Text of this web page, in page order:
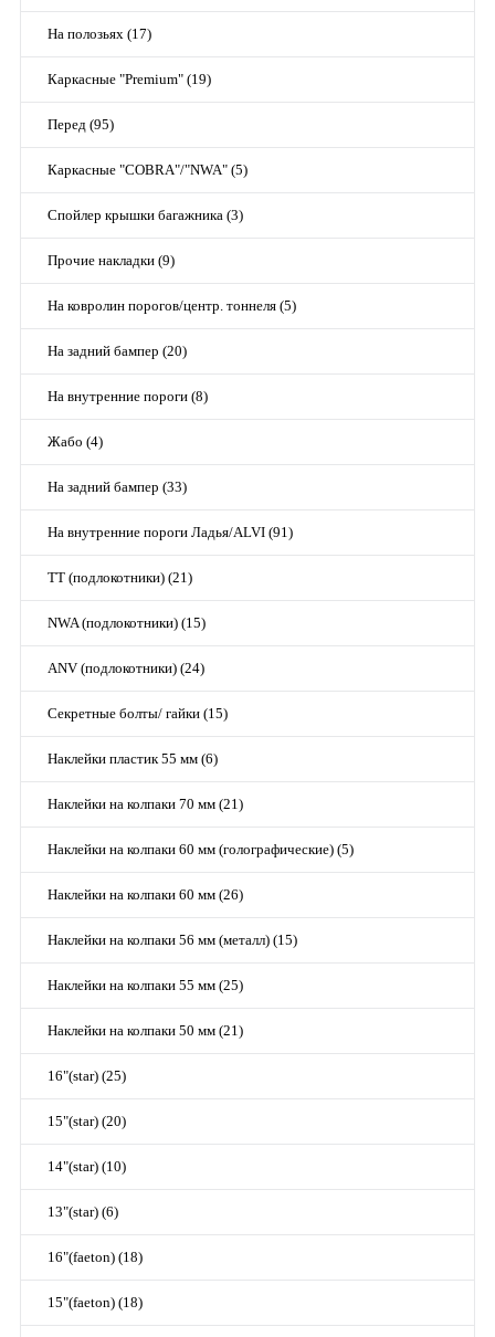
На полозьях (17)
Каркасные "Premium" (19)
Перед (95)
Каркасные "COBRA"/"NWA" (5)
Спойлер крышки багажника (3)
Прочие накладки (9)
На ковролин порогов/центр. тоннеля (5)
На задний бампер (20)
На внутренние пороги (8)
Жабо (4)
На задний бампер (33)
На внутренние пороги Ладья/ALVI (91)
TT (подлокотники) (21)
NWA (подлокотники) (15)
ANV (подлокотники) (24)
Секретные болты/ гайки (15)
Наклейки пластик 55 мм (6)
Наклейки на колпаки 70 мм (21)
Наклейки на колпаки 60 мм (голографические) (5)
Наклейки на колпаки 60 мм (26)
Наклейки на колпаки 56 мм (металл) (15)
Наклейки на колпаки 55 мм (25)
Наклейки на колпаки 50 мм (21)
16"(star) (25)
15"(star) (20)
14"(star) (10)
13"(star) (6)
16"(faeton) (18)
15"(faeton) (18)